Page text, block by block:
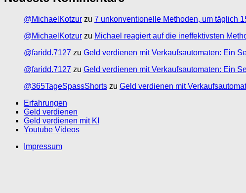
@MichaelKotzur zu 7 unkonventionelle Methoden, um täglich
@MichaelKotzur zu Michael reagiert auf die ineffektivsten
@faridd.7127 zu Geld verdienen mit Verkaufsautomaten: Ein
@faridd.7127 zu Geld verdienen mit Verkaufsautomaten: Ein
@365TageSpassShorts zu Geld verdienen mit
Erfahrungen
Geld verdienen
Geld verdienen mit KI
Youtube Videos
Impressum